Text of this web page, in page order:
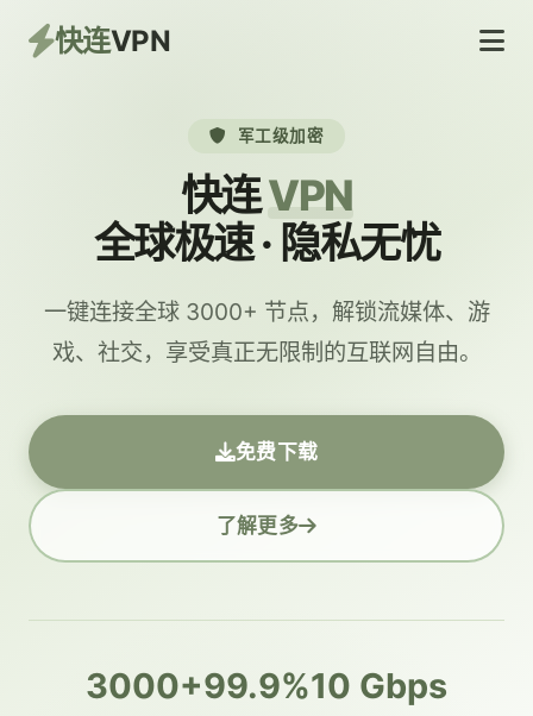
快连VPN
军工级加密
快连VPN
全球极速 · 隐私无忧
一键连接全球 3000+ 节点，解锁流媒体、游
戏、社交，享受真正无限制的互联网自由。
免费下载
了解更多
3000+99.9%10 Gbps